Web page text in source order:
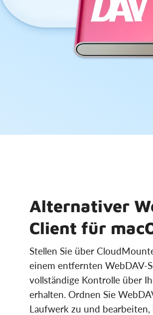
Alternativer
Client für
Stellen Sie über
einem entfernten WebDAV-
vollständige Kontrolle über
erhalten. Ordnen Sie
Laufwerk zu und